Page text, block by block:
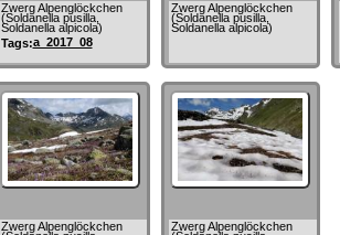
Zwerg Alpenglöckchen
(Soldanella pusilla,
Soldanella alpicola)
Tags:a_2017_08
Zwerg Alpenglöckchen
(Soldanella pusilla,
Soldanella alpicola)
Zwerg Alpenglöckchen Zwerg Alpenglöckchen